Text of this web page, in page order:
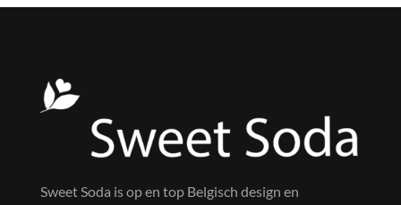
Sweet Soda is op en top Belgisch design en